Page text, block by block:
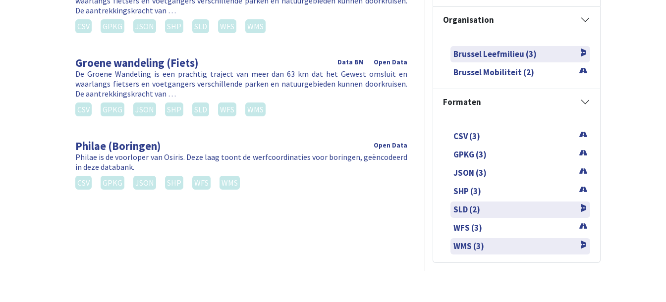
De aantrekkingskracht van …
CSV
GPKG JSON SHP SLD WFS WMS
Groene wandeling (Fiets) Open Data
Data BM
De Groene Wandeling is een prachtig traject van meer dan 63 km dat het Gewest omsluit en
waarlangs fietsers en voetgangers verschillende parken en natuurgebieden kunnen doorkruisen.
De aantrekkingskracht van …
CSV
GPKG JSON SHP SLD WFS WMS
Philae (Boringen) Open Data
Philae is de voorloper van Osiris. Deze laag toont de werfcoordinaties voor boringen, geëncodeerd
in deze databank.
CSV
GPKG JSON SHP WFS WMS
Organisation
Brussel Leefmilieu (3)
Brussel Mobiliteit (2)
Formaten
CSV (3)
GPKG (3)
JSON (3)
SHP (3)
SLD (2)
WFS (3)
WMS (3)